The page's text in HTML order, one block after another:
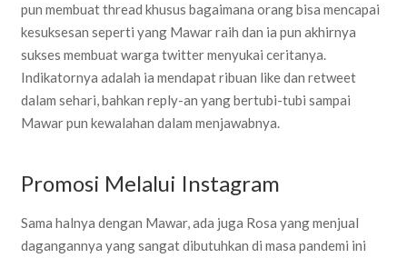
pun membuat thread khusus bagaimana orang bisa mencapai
kesuksesan seperti yang Mawar raih dan ia pun akhirnya
sukses membuat warga twitter menyukai ceritanya.
Indikatornya adalah ia mendapat ribuan like dan retweet
dalam sehari, bahkan reply-an yang bertubi-tubi sampai
Mawar pun kewalahan dalam menjawabnya.
Promosi Melalui Instagram
Sama halnya dengan Mawar, ada juga Rosa yang menjual
dagangannya yang sangat dibutuhkan di masa pandemi ini